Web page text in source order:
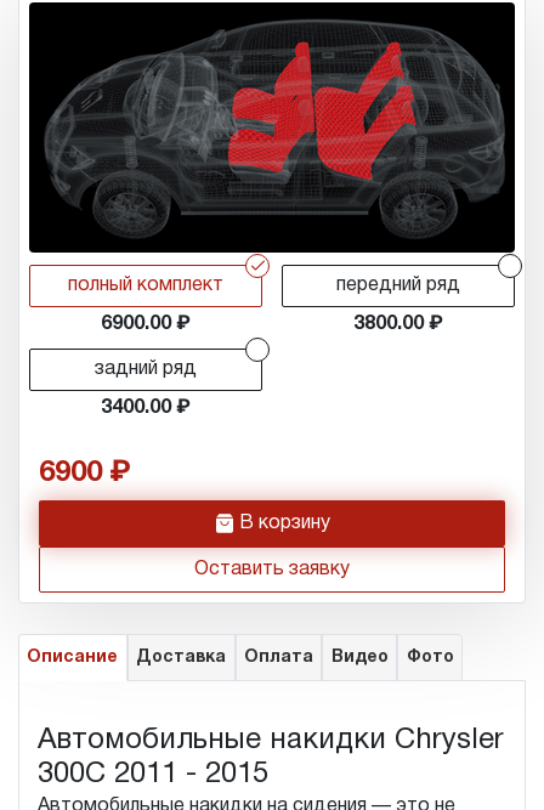
r
полный комплект
6900.00
передний ряд
3800.00
задний ряд
3400.00
6900
h В корзину
Оставить заявку
Описание Доставка Оплата Видео Фото
Автомобильные накидки Chrysler
300С 2011 - 2015
Автомобильные накидки на сидения — это не